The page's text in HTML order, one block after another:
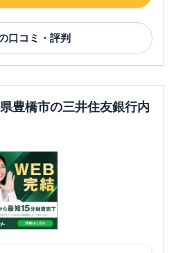
口コミ・評判
豊橋市の三井住友銀行内